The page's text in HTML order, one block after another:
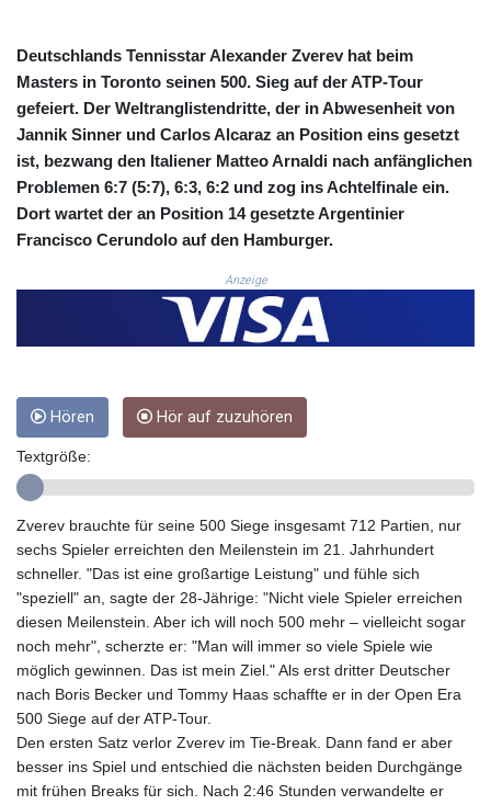
CUC 1.156149
CUP 30.637949
CVE 110.647961
CZK 24.266354
DJF 205.471255
DKK 7.476127
DOP 67.346134
EGP 57.556612
ERN 17.342235
ETB 186.583498
GBP 0.856793
GHS 13.596763
GMD 84.981404
GNF
10145.207892
GTQ 8.820244
GYD 241.852202
HKD 9.070596
HNL 30.984681
HRK 7.533703
HUF 363.337748
IDR
20582.920659
Deutschlands Tennisstar Alexander Zverev hat beim
Masters in Toronto seinen 500. Sieg auf der ATP-Tour
gefeiert. Der Weltranglistendritte, der in Abwesenheit von
Jannik Sinner und Carlos Alcaraz an Position eins gesetzt
ist, bezwang den Italiener Matteo Arnaldi nach anfänglichen
Problemen 6:7 (5:7), 6:3, 6:2 und zog ins Achtelfinale ein.
Dort wartet der an Position 14 gesetzte Argentinier
Francisco Cerundolo auf den Hamburger.
Anzeige
Hören Hör auf zuzuhören
Textgröße:
Zverev brauchte für seine 500 Siege insgesamt 712 Partien, nur
sechs Spieler erreichten den Meilenstein im 21. Jahrhundert
schneller. "Das ist eine großartige Leistung" und fühle sich
"speziell" an, sagte der 28-Jährige: "Nicht viele Spieler erreichen
diesen Meilenstein. Aber ich will noch 500 mehr – vielleicht sogar
noch mehr", scherzte er: "Man will immer so viele Spiele wie
möglich gewinnen. Das ist mein Ziel." Als erst dritter Deutscher
nach Boris Becker und Tommy Haas schaffte er in der Open Era
500 Siege auf der ATP-Tour.
Den ersten Satz verlor Zverev im Tie-Break. Dann fand er aber
besser ins Spiel und entschied die nächsten beiden Durchgänge
mit frühen Breaks für sich. Nach 2:46 Stunden verwandelte er